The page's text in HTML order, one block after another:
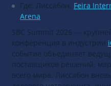
Где: Лиссабон, Feira
Arena
SBC Summit 2026 —
конференция в индустрии
событие объединяет
поставщиков решений,
всего мира. Лиссабон